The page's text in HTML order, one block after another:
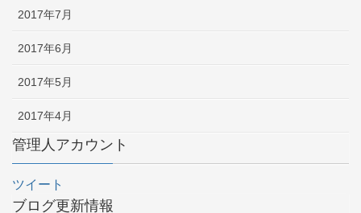
2017年7月
2017年6月
2017年5月
2017年4月
管理人アカウント
ツイート
ブログ更新情報